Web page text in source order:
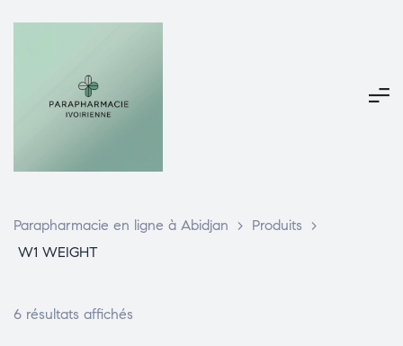
Parapharmacie en ligne à Abidjan > Produits
>
W1 WEIGHT
6 résultats affichés